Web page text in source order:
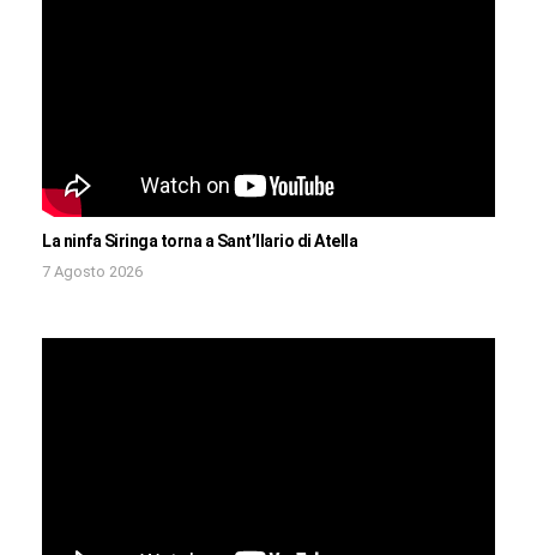
La ninfa Siringa torna a Sant’Ilario di Atella
7 Agosto 2026